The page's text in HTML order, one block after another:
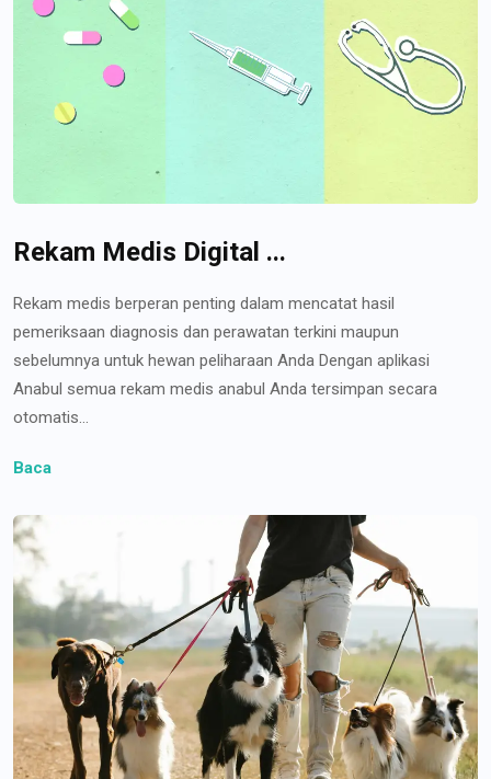
Rekam Medis Digital ...
Rekam medis berperan penting dalam mencatat hasil
pemeriksaan diagnosis dan perawatan terkini maupun
sebelumnya untuk hewan peliharaan Anda Dengan aplikasi
Anabul semua rekam medis anabul Anda tersimpan secara
otomatis...
Baca